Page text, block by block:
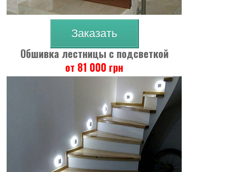
Заказать
Обшивка лестницы с подсветкой
от 81 000 грн